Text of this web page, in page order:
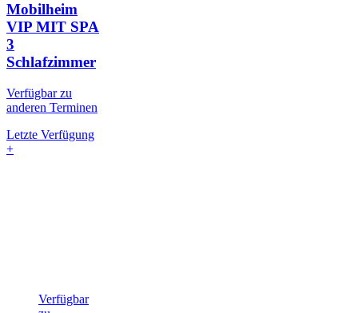
Mobilheim
VIP MIT SPA
3
Schlafzimmer
Verfügbar zu
anderen Terminen
Letzte Verfügung
+
Verfügbar